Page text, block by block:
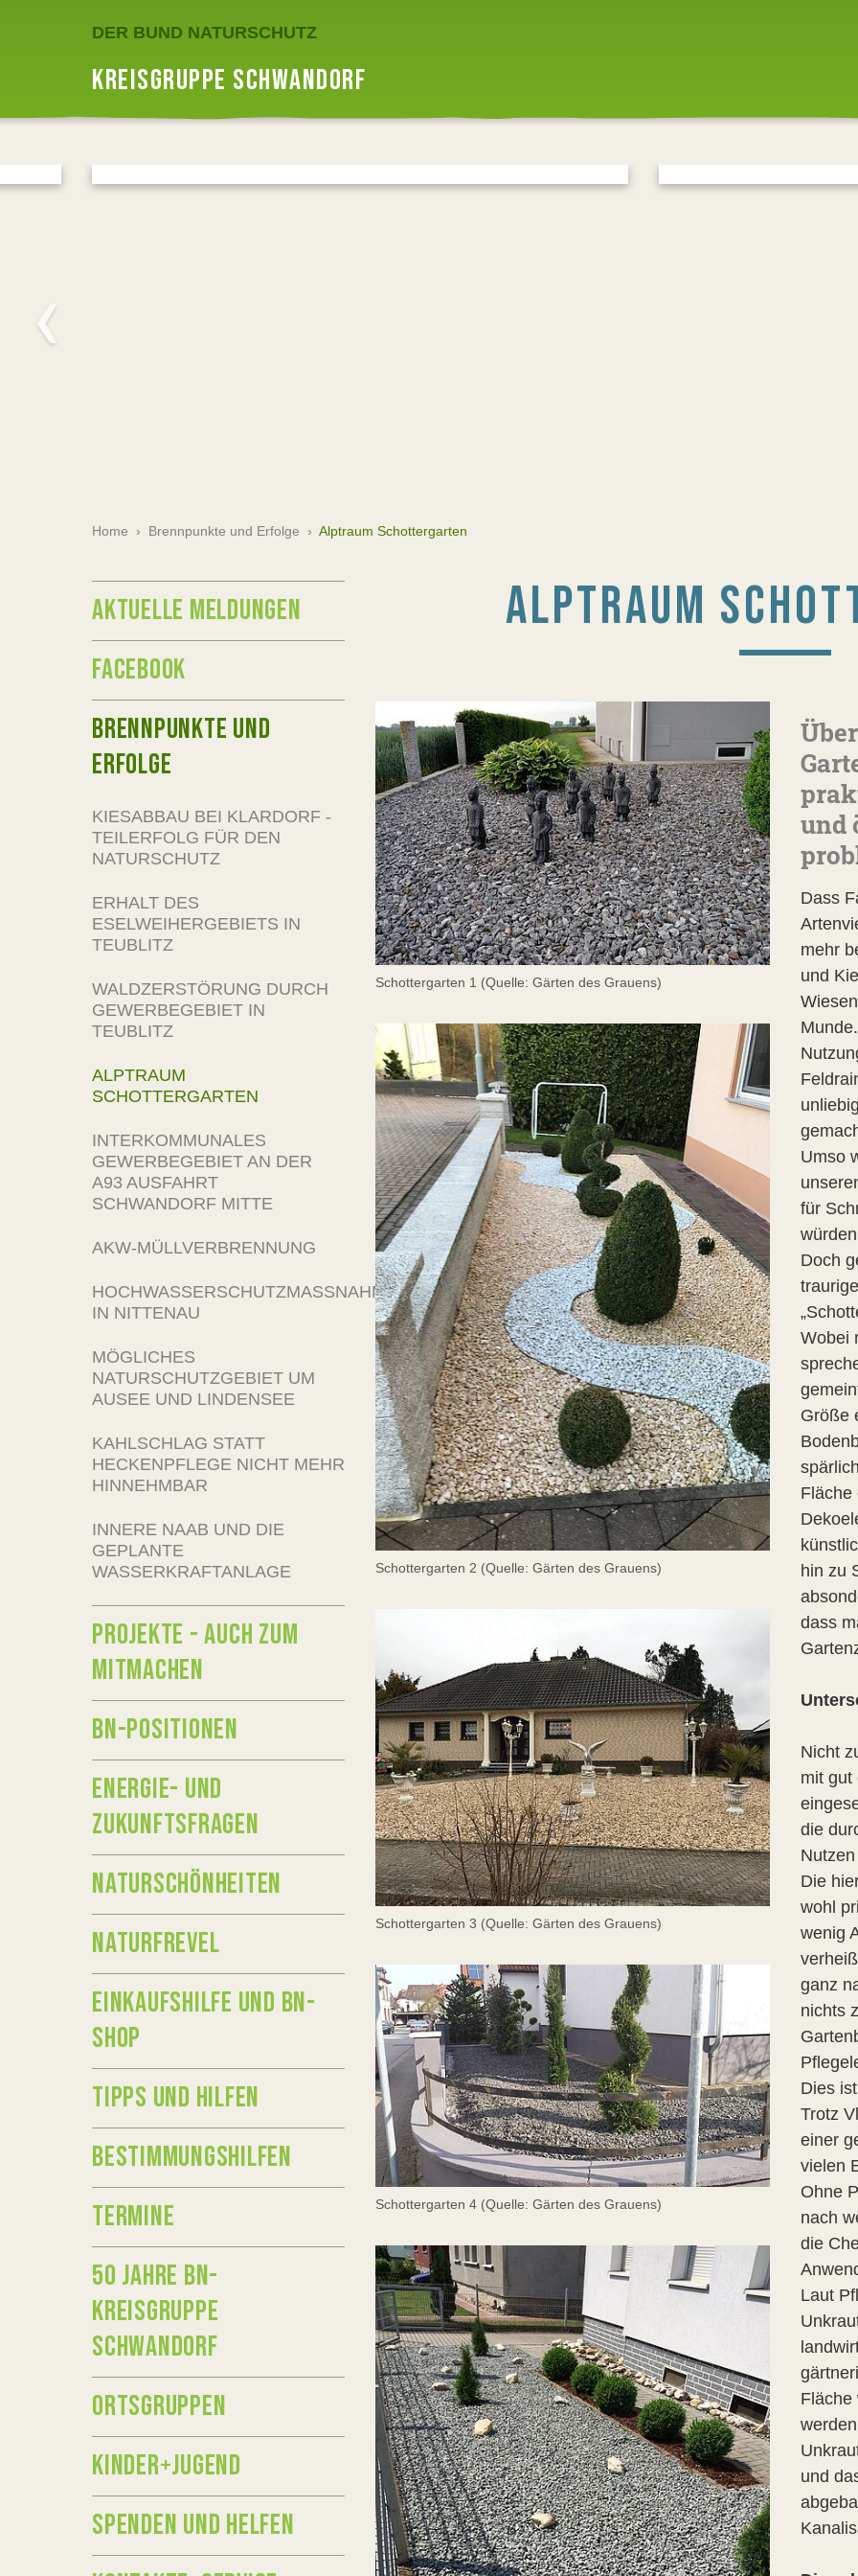
DER BUND NATURSCHUTZ
KREISGRUPPE SCHWANDORF
Home › Brennpunkte und Erfolge › Alptraum Schottergarten
ALPTRAUM
Schottergarten 1 (Quelle: Gärten des Grauens)
Schottergarten 2 (Quelle: Gärten des Grauens)
Schottergarten 3 (Quelle: Gärten des Grauens)
Schottergarten 4 (Quelle: Gärten des Grauens)
und
Dass
mehr
und
Umso
für
Doch
Wobei
Größe
Fläche
hin zu
dass
Nicht
mit gut
die
Die
wohl
wenig
ganz
nichts
Dies
Trotz
einer
vielen
Ohne
nach
die
Laut
Fläche
und
AKTUELLE MELDUNGEN
FACEBOOK
BRENNPUNKTE UND
ERFOLGE
KIESABBAU BEI KLARDORF -
TEILERFOLG FÜR DEN
NATURSCHUTZ
ERHALT DES
ESELWEIHERGEBIETS IN
TEUBLITZ
WALDZERSTÖRUNG DURCH
GEWERBEGEBIET IN
TEUBLITZ
ALPTRAUM
SCHOTTERGARTEN
INTERKOMMUNALES
GEWERBEGEBIET AN DER
A93 AUSFAHRT
SCHWANDORF MITTE
AKW-MÜLLVERBRENNUNG
HOCHWASSERSCHUTZMASSNAHMEN I
N NITTENAU
MÖGLICHES
NATURSCHUTZGEBIET UM
AUSEE UND LINDENSEE
KAHLSCHLAG STATT
HECKENPFLEGE NICHT MEHR
HINNEHMBAR
INNERE NAAB UND DIE
GEPLANTE
WASSERKRAFTANLAGE
PROJEKTE - AUCH ZUM
MITMACHEN
BN-POSITIONEN
ENERGIE- UND
ZUKUNFTSFRAGEN
NATURSCHÖNHEITEN
NATURFREVEL
EINKAUFSHILFE UND BN-
SHOP
TIPPS UND HILFEN
BESTIMMUNGSHILFEN
TERMINE
50 JAHRE BN-
KREISGRUPPE
SCHWANDORF
ORTSGRUPPEN
KINDER+JUGEND
SPENDEN UND HELFEN